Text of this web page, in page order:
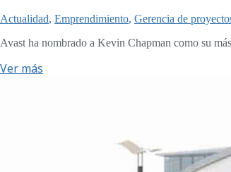
Actualidad, Emprendimiento, Gerencia de
Avast ha nombrado a Kevin Chapman como su
Ver más